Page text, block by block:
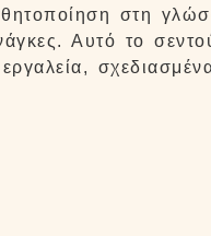
στη
Αυτό το